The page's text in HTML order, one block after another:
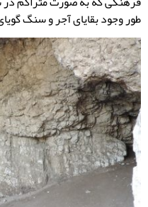
طور وجود بقایای آجر و سنگ